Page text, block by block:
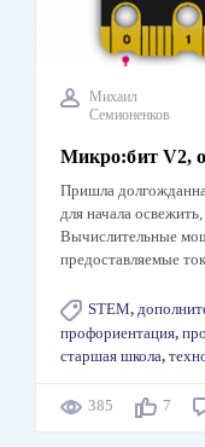
Михаил
Семионенков
Микро:бит V2,
Пришла
для начала
Вычислительные
предоставляемые
STEM,
профориентация,
старшая школа,
385 7